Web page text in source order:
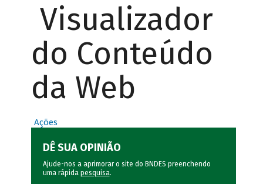
Visualizador
do Conteúdo
da Web
Ações
DÊ SUA OPINIÃO
Ajude-nos a aprimorar o site do BNDES preenchendo
uma rápida pesquisa.